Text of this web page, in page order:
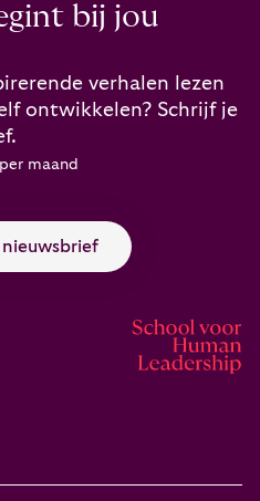
bij jou
verhalen lezen
ontwikkelen? Schrijf je
maand
nieuwsbrief